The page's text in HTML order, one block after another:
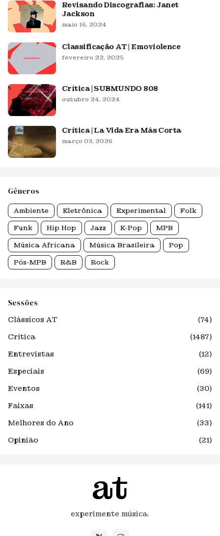
Revisando Discografias: Janet
Jackson
maio 16, 2024
Classificação AT | Emoviolence
fevereiro 22, 2025
Crítica | SUBMUNDO 808
outubro 24, 2024
Crítica | La Vida Era Más Corta
março 03, 2026
Gêneros
Ambiente Eletrônica Experimental Folk
Funk Hip Hop Jazz K-Pop MPB
Música Africana Música Brasileira Pop
Pós-MPB R&B Rock
Sessões
Clássicos AT
(74)
Crítica
(1487)
Entrevistas
(12)
Especiais
(69)
Eventos
(30)
Faixas
(141)
Melhores do Ano
(33)
Opinião
(21)
experimente música.